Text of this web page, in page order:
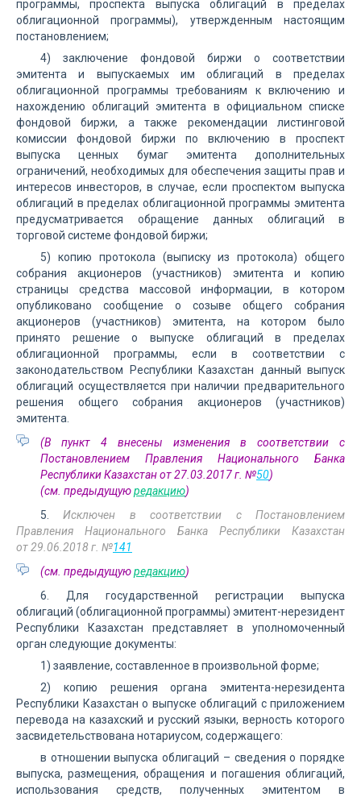
программы, проспекта выпуска облигаций в пределах
облигационной программы), утвержденным настоящим
постановлением;
4) заключение фондовой биржи о соответствии
эмитента и выпускаемых им облигаций в пределах
облигационной программы требованиям к включению и
нахождению облигаций эмитента в официальном списке
фондовой биржи, а также рекомендации листинговой
комиссии фондовой биржи по включению в проспект
выпуска ценных бумаг эмитента дополнительных
ограничений, необходимых для обеспечения защиты прав и
интересов инвесторов, в случае, если проспектом выпуска
облигаций в пределах облигационной программы эмитента
предусматривается обращение данных облигаций в
торговой системе фондовой биржи;
5) копию протокола (выписку из протокола) общего
собрания акционеров (участников) эмитента и копию
страницы средства массовой информации, в котором
опубликовано сообщение о созыве общего собрания
акционеров (участников) эмитента, на котором было
принято решение о выпуске облигаций в пределах
облигационной программы, если в соответствии с
законодательством Республики Казахстан данный выпуск
облигаций осуществляется при наличии предварительного
решения общего собрания акционеров (участников)
эмитента.
(В пункт 4 внесены изменения в соответствии с
Постановлением Правления Национального Банка
Республики Казахстан от 27.03.2017 г. №50)
(см. предыдущуюредакцию)
5.Исключен в соответствии с Постановлением
Правления Национального Банка Республики Казахстан
от 29.06.2018 г. №141
(см. предыдущуюредакцию)
6. Для государственной регистрации выпуска
облигаций (облигационной программы) эмитент-нерезидент
Республики Казахстан представляет в уполномоченный
орган следующие документы:
1) заявление, составленное в произвольной форме;
2) копию решения органа эмитента-нерезидента
Республики Казахстан о выпуске облигаций с приложением
перевода на казахский и русский языки, верность которого
засвидетельствована нотариусом, содержащего:
в отношении выпуска облигаций – сведения о порядке
выпуска, размещения, обращения и погашения облигаций,
использования средств, полученных эмитентом в